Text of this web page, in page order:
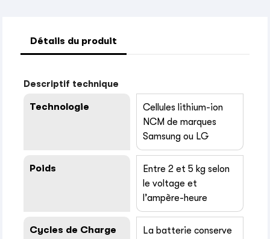
Détails du produit
Descriptif technique
Technologie
Cellules lithium-ion
NCM de marques
Samsung ou LG
Poids
Entre 2 et 5 kg selon
le voltage et
l’ampère-heure
Cycles de Charge
La batterie conserve